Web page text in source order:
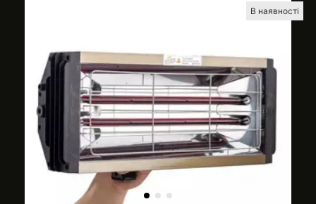
В наявності